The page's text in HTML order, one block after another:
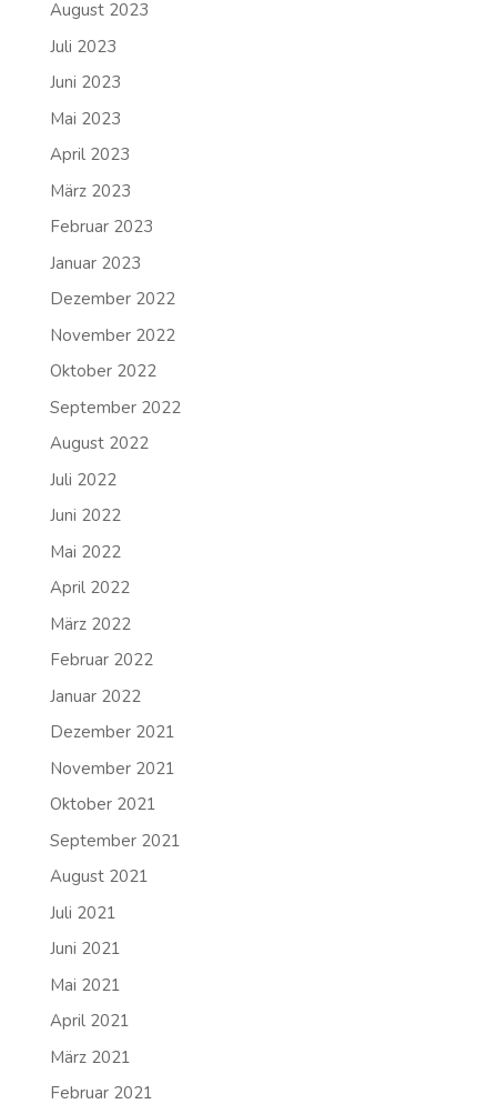
August 2023
Juli 2023
Juni 2023
Mai 2023
April 2023
März 2023
Februar 2023
Januar 2023
Dezember 2022
November 2022
Oktober 2022
September 2022
August 2022
Juli 2022
Juni 2022
Mai 2022
April 2022
März 2022
Februar 2022
Januar 2022
Dezember 2021
November 2021
Oktober 2021
September 2021
August 2021
Juli 2021
Juni 2021
Mai 2021
April 2021
März 2021
Februar 2021